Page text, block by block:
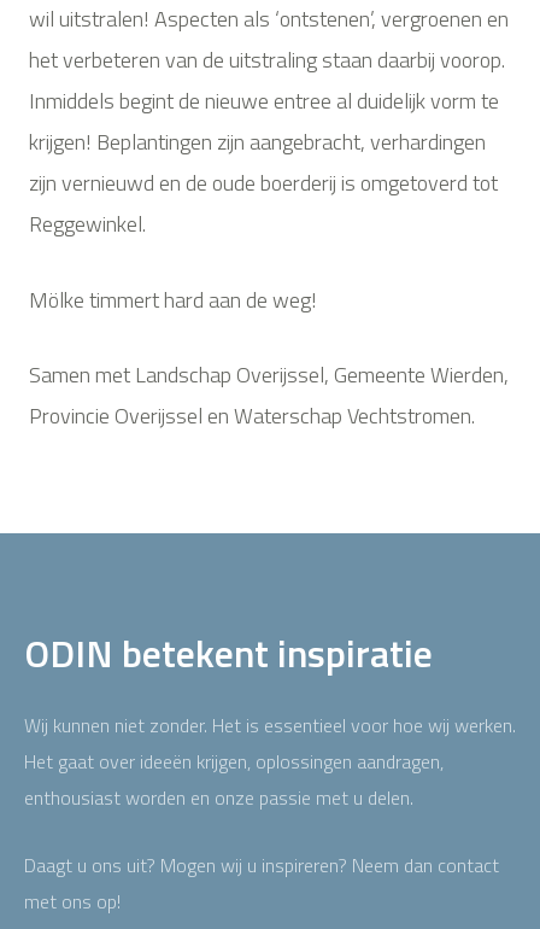
wil uitstralen! Aspecten als ‘ontstenen’, vergroenen en
het verbeteren van de uitstraling staan daarbij voorop.
Inmiddels begint de nieuwe entree al duidelijk vorm te
krijgen! Beplantingen zijn aangebracht, verhardingen
zijn vernieuwd en de oude boerderij is omgetoverd tot
Reggewinkel.
Mölke timmert hard aan de weg!
Samen met Landschap Overijssel, Gemeente Wierden,
Provincie Overijssel en Waterschap Vechtstromen.
ODIN betekent inspiratie
Wij kunnen niet zonder. Het is essentieel voor hoe wij werken.
Het gaat over ideeën krijgen, oplossingen aandragen,
enthousiast worden en onze passie met u delen.
Daagt u ons uit? Mogen wij u inspireren? Neem dan contact
met ons op!